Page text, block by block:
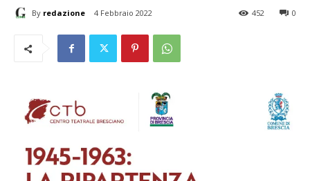
By redazione 4 Febbraio 2022 0
452